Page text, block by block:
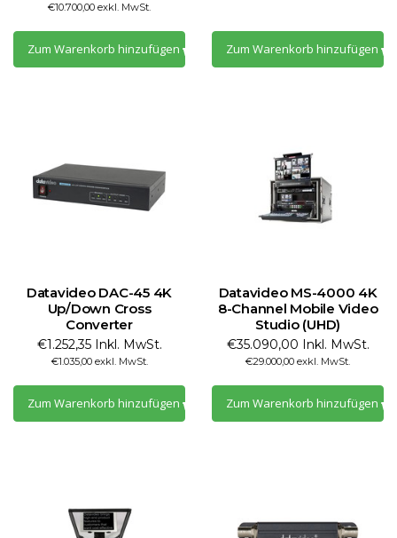
€10.700,00 exkl. MwSt.
Zum Warenkorb hinzufügen Zum Warenkorb hinzufügen
Datavideo DAC-45 4K
Up/Down Cross
Converter
€1.252,35 Inkl. MwSt.
€1.035,00 exkl. MwSt.
Zum Warenkorb hinzufügen
Datavideo MS-4000 4K
8-Channel Mobile Video
Studio (UHD)
€35.090,00 Inkl. MwSt.
€29.000,00 exkl. MwSt.
Zum Warenkorb hinzufügen